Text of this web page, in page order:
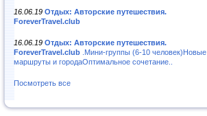
16.06.19 Отдых: Авторские путешествия.
ForeverTravel.club
16.06.19 Отдых: Авторские путешествия.
ForeverTravel.club .Мини-группы (6-10 человек)Новые
маршруты и городаОптимальное сочетание..
Посмотреть все